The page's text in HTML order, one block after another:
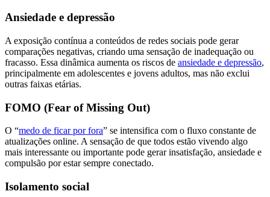
Ansiedade e depressão
A exposição contínua a conteúdos de redes sociais pode gerar
comparações negativas, criando uma sensação de inadequação ou
fracasso. Essa dinâmica aumenta os riscos de ansiedade e depressão,
principalmente em adolescentes e jovens adultos, mas não exclui
outras faixas etárias.
FOMO (Fear of Missing Out)
O “medo de ficar por fora” se intensifica com o fluxo constante de
atualizações online. A sensação de que todos estão vivendo algo
mais interessante ou importante pode gerar insatisfação, ansiedade e
compulsão por estar sempre conectado.
Isolamento social